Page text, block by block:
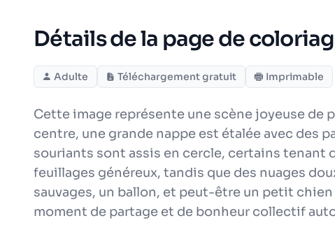
Détails de la page de
Adulte Téléchargement gratuit Imprimable
Cette image représente une scène joyeuse de
centre, une grande nappe est étalée avec des
souriants sont assis en cercle, certains tenant
feuillages généreux, tandis que des nuages
sauvages, un ballon, et peut-être un petit
moment de partage et de bonheur collectif